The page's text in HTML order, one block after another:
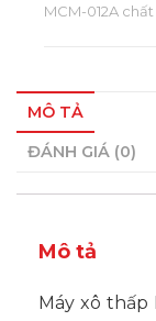
MCM-012A
MÔ TẢ
ĐÁNH GIÁ (0)
Mô tả
Máy xô thấp